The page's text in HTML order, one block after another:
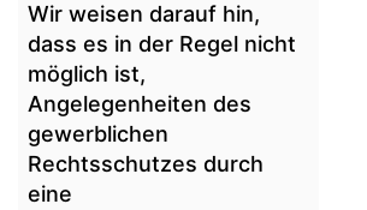
Wir weisen darauf hin,
dass es in der Regel nicht
möglich ist,
Angelegenheiten des
gewerblichen
Rechtsschutzes durch
eine